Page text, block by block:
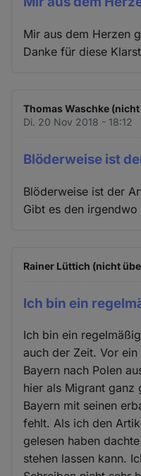
Mir aus dem Herzen
Danke für diese
Thomas Waschke
Di. 20 Nov 2018 - 18:12
Blöderweise ist
Blöderweise ist der
Gibt es den irgendwo
Rainer Lüttich (nicht
Ich bin ein
Ich bin ein
auch der Zeit. Vor
Bayern nach Polen
hier als Migrant
Bayern mit seinen
fehlt. Als ich den
gelesen haben
stehen lassen kann.